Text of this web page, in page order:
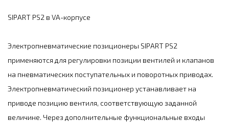
SIPART PS2 в VA-корпусе
Электропневматические позиционеры SIPART PS2
применяются для регулировки позиции вентилей и клапанов
на пневматических поступательных и поворотных приводах.
Электропневматический позиционер устанавливает на
приводе позицию вентиля, соответствующую заданной
величине. Через дополнительные функциональные входы